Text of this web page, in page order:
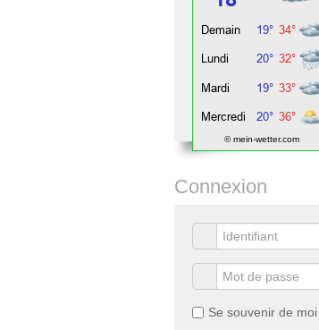
© mein-wetter.com
Connexion
Se souvenir de moi